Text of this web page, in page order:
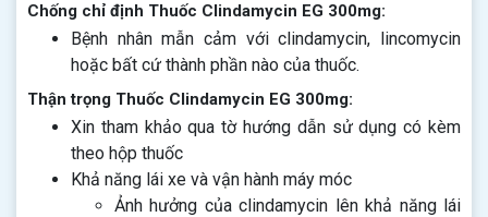
Chống chỉ định Thuốc Clindamycin EG 300mg:
Bệnh nhân mẫn cảm với clindamycin, lincomycin
hoặc bất cứ thành phần nào của thuốc.
Thận trọng Thuốc Clindamycin EG 300mg:
Xin tham khảo qua tờ hướng dẫn sử dụng có kèm
theo hộp thuốc
Khả năng lái xe và vận hành máy móc
Ảnh hưởng của clindamycin lên khả năng lái